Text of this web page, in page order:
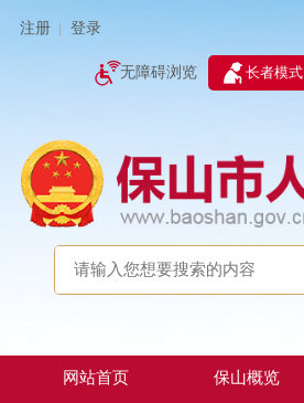
注册 登录
无障碍浏览 长者模式
网站首页 保山概览